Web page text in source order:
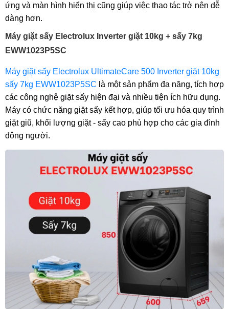
ứng và màn hình hiển thị cũng giúp việc thao tác trở nên dễ
dàng hơn.
Máy giặt sấy Electrolux Inverter giặt 10kg + sấy 7kg
EWW1023P5SC
Máy giặt sấy Electrolux UltimateCare 500 Inverter giặt 10kg
sấy 7kg EWW1023P5SC là một sản phẩm đa năng, tích hợp
các công nghệ giặt sấy hiện đại và nhiều tiện ích hữu dụng.
Máy có chức năng giặt sấy kết hợp, giúp tối ưu hóa quy trình
giặt giũ, khối lượng giặt - sấy cao phù hợp cho các gia đình
đông người.